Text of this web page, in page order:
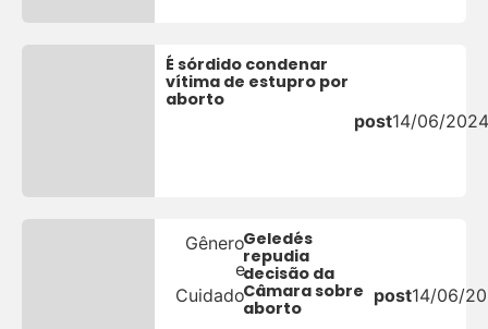
É sórdido condenar
vítima de estupro por
aborto
post14/06/
Gênero
e
Cuidado
Geledés
repudia
decisão da
Câmara sobre
aborto
post14/06/